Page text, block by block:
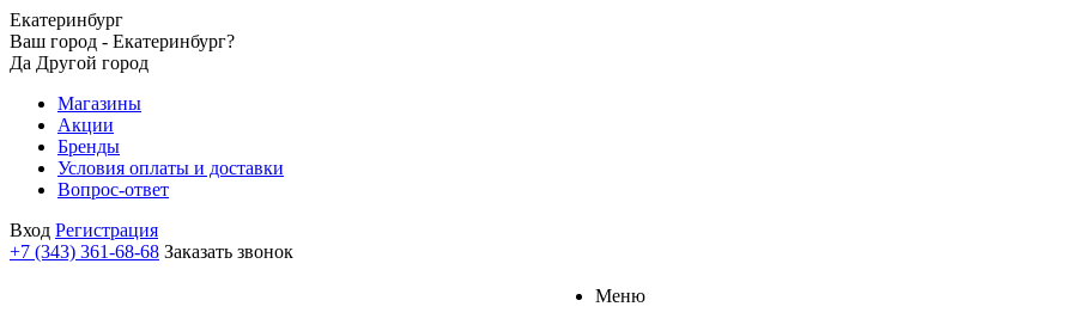
Екатеринбург
Ваш город - Екатеринбург?
Да Другой город
Магазины
Акции
Бренды
Условия оплаты и доставки
Вопрос-ответ
Вход Регистрация
+7 (343) 361-68-68 Заказать звонок
Меню